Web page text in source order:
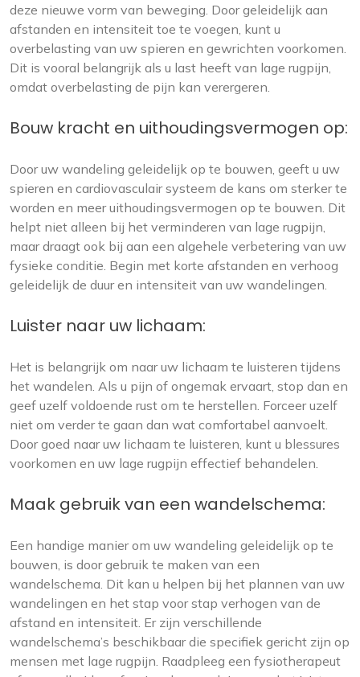
deze nieuwe vorm van beweging. Door geleidelijk aan
afstanden en intensiteit toe te voegen, kunt u
overbelasting van uw spieren en gewrichten voorkomen.
Dit is vooral belangrijk als u last heeft van lage rugpijn,
omdat overbelasting de pijn kan verergeren.
Bouw kracht en uithoudingsvermogen op:
Door uw wandeling geleidelijk op te bouwen, geeft u uw
spieren en cardiovasculair systeem de kans om sterker te
worden en meer uithoudingsvermogen op te bouwen. Dit
helpt niet alleen bij het verminderen van lage rugpijn,
maar draagt ook bij aan een algehele verbetering van uw
fysieke conditie. Begin met korte afstanden en verhoog
geleidelijk de duur en intensiteit van uw wandelingen.
Luister naar uw lichaam:
Het is belangrijk om naar uw lichaam te luisteren tijdens
het wandelen. Als u pijn of ongemak ervaart, stop dan en
geef uzelf voldoende rust om te herstellen. Forceer uzelf
niet om verder te gaan dan wat comfortabel aanvoelt.
Door goed naar uw lichaam te luisteren, kunt u blessures
voorkomen en uw lage rugpijn effectief behandelen.
Maak gebruik van een wandelschema:
Een handige manier om uw wandeling geleidelijk op te
bouwen, is door gebruik te maken van een
wandelschema. Dit kan u helpen bij het plannen van uw
wandelingen en het stap voor stap verhogen van de
afstand en intensiteit. Er zijn verschillende
wandelschema’s beschikbaar die specifiek gericht zijn op
mensen met lage rugpijn. Raadpleeg een fysiotherapeut